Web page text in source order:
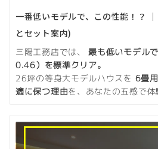
一番低いモデルで、この性能！？
とセット案内)
三陽工務店では、最も低いモデル
0.46）を標準クリア。
26坪の等身大モデルハウスを 6畳
適に保つ理由を、あなたの五感で体